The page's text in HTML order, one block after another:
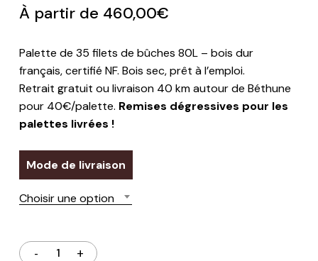
À partir de 460,00€
Palette de 35 filets de bûches 80L – bois dur
français, certifié NF. Bois sec, prêt à l’emploi.
Retrait gratuit ou livraison 40 km autour de Béthune
pour 40€/palette. Remises dégressives pour les
palettes livrées !
Mode de livraison
Choisir une option